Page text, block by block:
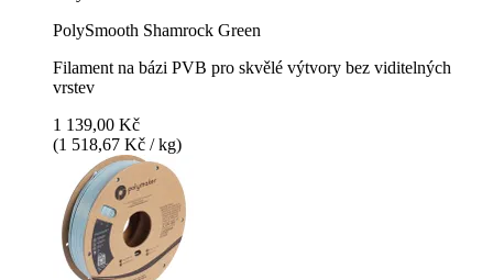
PolySmooth Shamrock Green
Filament na bázi PVB pro skvělé výtvory bez viditelných
vrstev
1 139,00 Kč
(1 518,67 Kč / kg)